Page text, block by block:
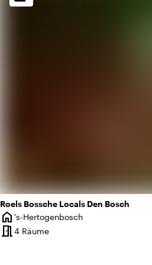
Roels Bossche Locals Den Bosch
home
Ort
's-Hertogenbosch
meeting_room4 Räume